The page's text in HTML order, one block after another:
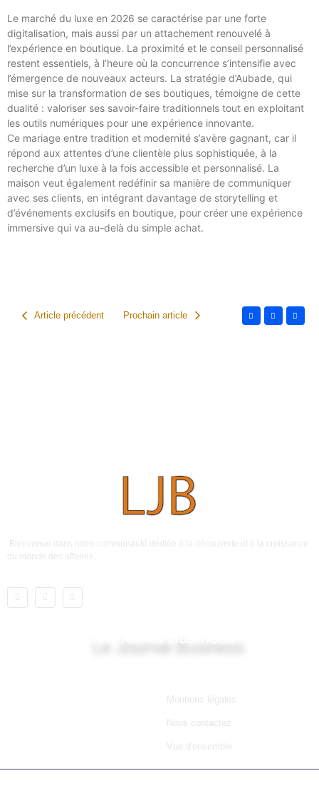
Le marché du luxe en 2026 se caractérise par une forte
digitalisation, mais aussi par un attachement renouvelé à
l’expérience en boutique. La proximité et le conseil personnalisé
restent essentiels, à l’heure où la concurrence s’intensifie avec
l’émergence de nouveaux acteurs. La stratégie d’Aubade, qui
mise sur la transformation de ses boutiques, témoigne de cette
dualité : valoriser ses savoir-faire traditionnels tout en exploitant
les outils numériques pour une expérience innovante.
Ce mariage entre tradition et modernité s’avère gagnant, car il
répond aux attentes d’une clientèle plus sophistiquée, à la
recherche d’un luxe à la fois accessible et personnalisé. La
maison veut également redéfinir sa manière de communiquer
avec ses clients, en intégrant davantage de storytelling et
d’événements exclusifs en boutique, pour créer une expérience
immersive qui va au-delà du simple achat.
Article précédent Prochain article
Bienvenue dans notre communauté dédiée à la découverte et à la croissance
du monde des affaires.
Mentions légales
Nous contactez
Vue d'ensemble